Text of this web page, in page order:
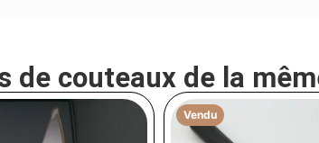
de couteaux de la
Vendu